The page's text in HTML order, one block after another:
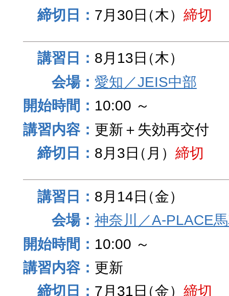
7月30日（木） 締切
8月13日（木）
愛知／JEIS中部
10:00 ～
更新＋失効再交付
8月3日（月） 締切
8月14日（金）
神奈川／A-PLACE
10:00 ～
更新
7月31日（金） 締切